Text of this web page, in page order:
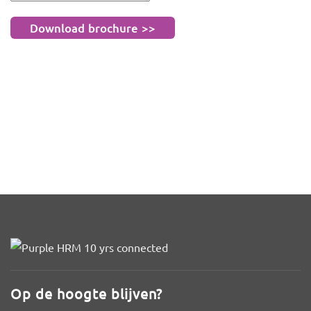
Op de hoogte blijven?